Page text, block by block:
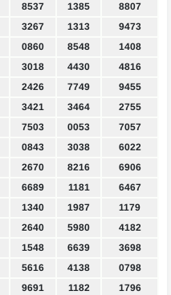
8537 1385
8807
3267 1313
9473
0860 8548
1408
3018 4430
4816
2426 7749
9455
3421 3464
2755
7503 0053
7057
0843 3038
6022
2670 8216
6906
6689 1181
6467
1340 1987
1179
2640 5980
4182
1548 6639
3698
5616 4138
0798
9691 1182
1796